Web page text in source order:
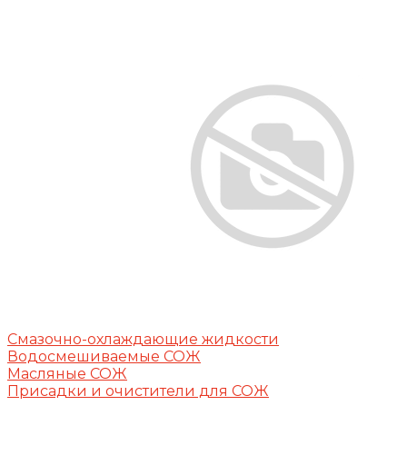
Смазочно-охлаждающие жидкости
Водосмешиваемые СОЖ
Масляные СОЖ
Присадки и очистители для СОЖ